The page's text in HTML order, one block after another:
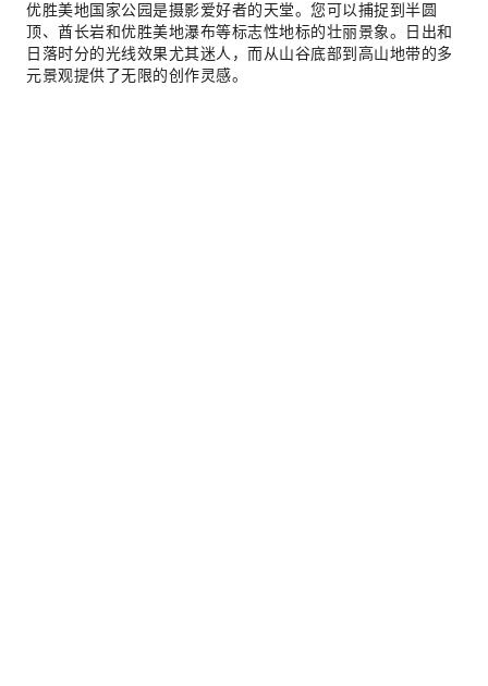
优胜美地国家公园是摄影爱好者的天堂。您可以捕捉到半圆
顶、酋长岩和优胜美地瀑布等标志性地标的壮丽景象。日出和
日落时分的光线效果尤其迷人，而从山谷底部到高山地带的多
元景观提供了无限的创作灵感。